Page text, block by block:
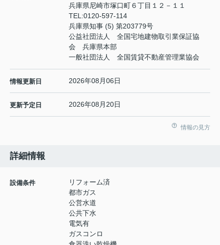
兵庫県尼崎市塚口町６丁目１２－１１
TEL:0120-597-114
兵庫県知事 (5) 第203779号
公益社団法人 全国宅地建物取引業保証協
会 兵庫県本部
一般社団法人 全国賃貸不動産管理業協会
情報更新日 2026年08月06日
更新予定日 2026年08月20日
情報の見方
詳細情報
設備条件
リフォーム済
都市ガス
公営水道
公共下水
電気有
ガスコンロ